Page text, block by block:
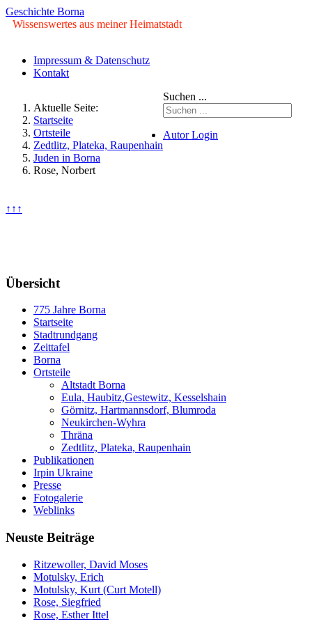
Geschichte Borna
Wissenswertes aus meiner Heimatstadt
Impressum & Datenschutz
Kontakt
Aktuelle Seite:
Startseite
Ortsteile
Zedtlitz, Plateka, Raupenhain
Juden in Borna
Rose, Norbert
Suchen ...
Autor Login
↑↑↑
Übersicht
775 Jahre Borna
Startseite
Stadtrundgang
Zeittafel
Borna
Ortsteile
Altstadt Borna
Eula, Haubitz,Gestewitz, Kesselshain
Görnitz, Hartmannsdorf, Blumroda
Neukirchen-Wyhra
Thräna
Zedtlitz, Plateka, Raupenhain
Publikationen
Irpin Ukraine
Presse
Fotogalerie
Weblinks
Neuste Beiträge
Ritzewoller, David Moses
Motulsky, Erich
Motulsky, Kurt (Curt Motell)
Rose, Siegfried
Rose, Esther Ittel